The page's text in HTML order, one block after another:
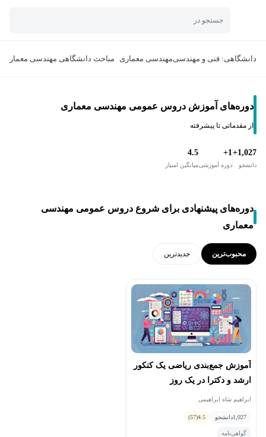
جستجو در
دانشگاهی: فنی و مهندسیمهندسی معماری مباحث دانشگاهی مهندسی معماری
دوره‌های آموزش دروس عمومی مهندسی معماری
از مقدماتی تا پیشرفته
1,027+
دانشجو
1+
دوره آموزشی
4.5
میانگین امتیاز
دوره‌های پیشنهادی برای شروع دروس عمومی مهندسی
معماری
محبوب‌ترین جدید‌ترین
آموزش جمع‌بندی ریاضی یک کنکور
ارشد و دکترا در یک روز
ابراهیم شاه ابراهیمی
1,027دانشجو 4.5
(57)
گواهی‌نامه